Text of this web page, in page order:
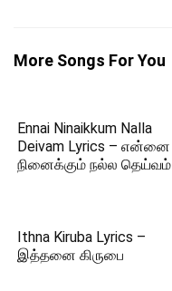
More Songs For You
Ennai Ninaikkum Nalla
Deivam Lyrics – என்னை
நினைக்கும் நல்ல தெய்வம்
Ithna Kiruba Lyrics –
இத்தனை கிருபை